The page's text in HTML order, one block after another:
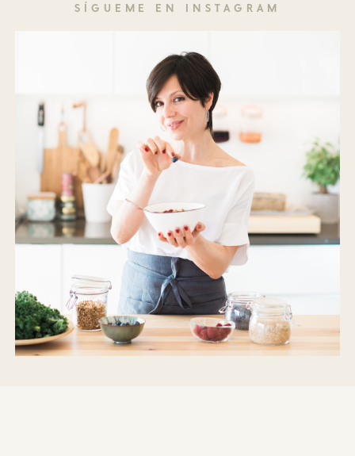
SÍGUEME EN INSTAGRAM